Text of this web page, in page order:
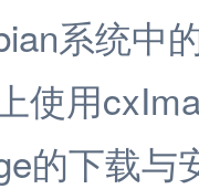
系统中
使用
的下载与